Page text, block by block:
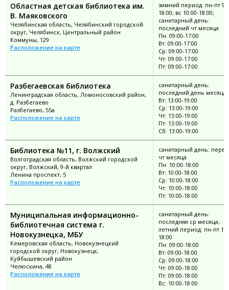
Областная детская библиотека им.
В. Маяковского
Челябинская область, Челябинский городской
округ, Челябинск, Центральный район
Коммуны, 129
Расположение на карте
зимний период: пн-пт
18:00; вс 10:00-18:00;
санитарный день:
последний чт месяца
Пн: 09:00-17:00
Вт: 09:00-17:00
Ср: 09:00-17:00
Чт: 09:00-17:00
Пт: 09:00-17:00
Разбегаевская библиотека
Ленинградская область, Ломоносовский район,
д. Разбегаево
Разбегаево, 55а
Расположение на карте
санитарный день:
последний день месяца
Вт: 13:00-19:00
Ср: 13:00-19:00
Чт: 13:00-19:00
Пт: 13:00-19:00
Сб: 13:00-19:00
Библиотека №11, г. Волжский
Волгоградская область, Волжский городской
округ, Волжский, 9-й квартал
Ленина проспект, 5
Расположение на карте
санитарный день:
чт месяца
Пн: 10:00-18:00
Вт: 10:00-18:00
Ср: 10:00-18:00
Чт: 10:00-18:00
Пт: 10:00-18:00
Муниципальная информационно-
библиотечная система г.
Новокузнецка, МБУ
Кемеровская область, Новокузнецкий
городской округ, Новокузнецк,
Куйбышевский район
Челюскина, 48
Расположение на карте
санитарный день:
последняя ср месяца;
летний период: пн-пт
18:00
Пн: 09:00-18:00
Вт: 09:00-18:00
Ср: 09:00-18:00
Чт: 09:00-18:00
Пт: 09:00-18:00
Вс: 10:00-18:00